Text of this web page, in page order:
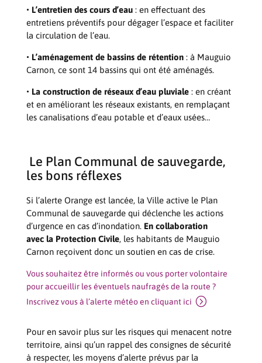
• L’entretien des cours d’eau: en effectuant des
entretiens préventifs pour dégager l’espace et faciliter
la circulation de l’eau.
• L’aménagement de bassins de rétention: à Mauguio
Carnon, ce sont 14 bassins qui ont été aménagés.
• La construction de réseaux d’eau pluviale: en créant
et en améliorant les réseaux existants, en remplaçant
les canalisations d’eau potable et d’eaux usées…
Le Plan Communal de sauvegarde,
les bons réflexes
Si l’alerte Orange est lancée, la Ville active le Plan
Communal de sauvegarde qui déclenche les actions
d’urgence en cas d’inondation. En collaboration
avec la Protection Civile, les habitants de Mauguio
Carnon reçoivent donc un soutien en cas de crise.
Vous souhaitez être informés ou vous porter volontaire
pour accueillir les éventuels naufragés de la route ?
Inscrivez vous à l’alerte météo en cliquant ici
Pour en savoir plus sur les risques qui menacent notre
territoire, ainsi qu’un rappel des consignes de sécurité
à respecter, les moyens d’alerte prévus par la